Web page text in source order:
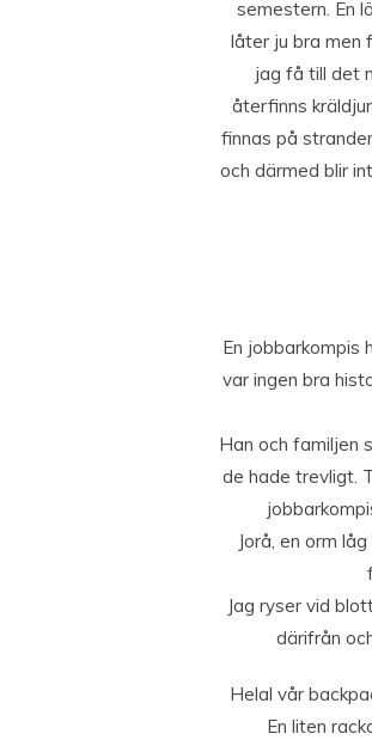
semestern. En
låter ju bra men
jag få till det
återfinns
finnas på
och därmed blir
En jobbarkompis
var ingen bra
Han och familjen
de hade trevligt.
Jorå, en orm
Jag ryser vid
därifrån
Helal vår
En liten